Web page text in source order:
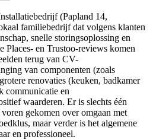
(Papland 14,
familiebedrijf dat volgens klanten
snelle storingsoplossing en
Places- en Trustoo-reviews komen
terug van CV-
van componenten (zoals
renovaties (keuken, badkamer
communicatie en
waarderen. Er is slechts één
gekomen over omgaan met
maar verder is het algemene
en professioneel.